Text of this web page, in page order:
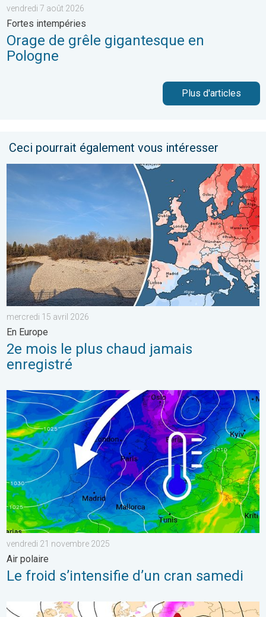
vendredi 7 août 2026
Fortes intempéries
Orage de grêle gigantesque en
Pologne
Plus d'articles
Ceci pourrait également vous intéresser
2e mois le plus chaud jamais enregistré. En Europe. . .
mercredi 15 avril 2026
En Europe
2e mois le plus chaud jamais
enregistré
Le froid s’intensifie d’un cran samedi. Air polaire. . . vendredi
vendredi 21 novembre 2025
Air polaire
Le froid s’intensifie d’un cran samedi
Risque de neige dimanche en Suisse ?. Dégradation